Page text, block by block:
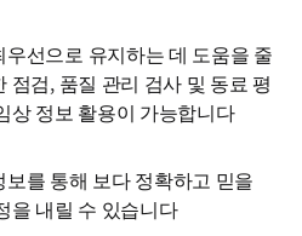
우선으로 유지하는 데 도움을 줄
점검, 품질 관리 검사 및 동료 평
상 정보 활용이 가능합니다
보를 통해 보다 정확하고 믿을
을 내릴 수 있습니다